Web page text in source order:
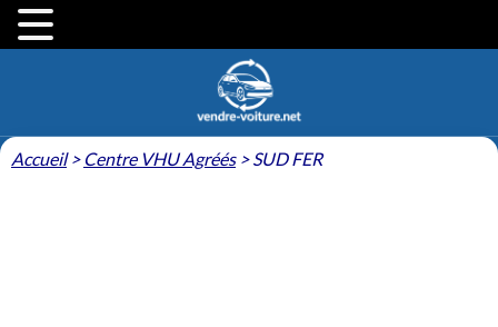
Accueil> Centre VHU Agréés>SUD FER